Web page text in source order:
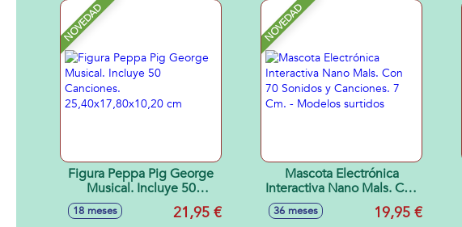
NOVEDAD
Figura Peppa Pig George
Musical. Incluye 50
Canciones.
25,40x17,80x10,20 cm
18 meses 21,95 €
NOVEDAD
Mascota Electrónica
Interactiva Nano Mals. Con
70 Sonidos y Canciones. 7
Cm. - Modelos surtidos
36 meses 19,95 €